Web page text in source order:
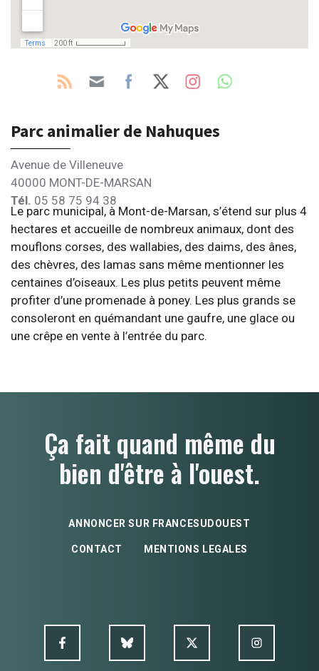
Parc animalier de Nahuques
Avenue de Villeneuve
40000 MONT-DE-MARSAN
Tél. 05 58 75 94 38
Le parc municipal, à Mont-de-Marsan, s’étend sur plus 4
hectares et accueille de nombreux animaux, dont des
mouflons corses, des wallabies, des daims, des ânes,
des chèvres, des lamas sans même mentionner les
centaines d’oiseaux. Les plus petits peuvent même
profiter d’une promenade à poney. Les plus grands se
consoleront en quémandant une gaufre, une glace ou
une crêpe en vente à l’entrée du parc.
Ça fait quand même du
bien d'être à l'ouest.
ANNONCER SUR FRANCESUDOUEST
CONTACT MENTIONS LEGALES